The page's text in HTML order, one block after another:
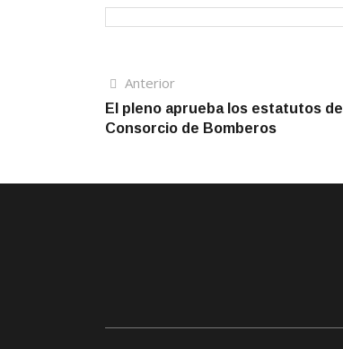
Navegación
de
AnteriorArtículo
anterior
El pleno aprueba los estatutos del
Consorcio de Bomberos